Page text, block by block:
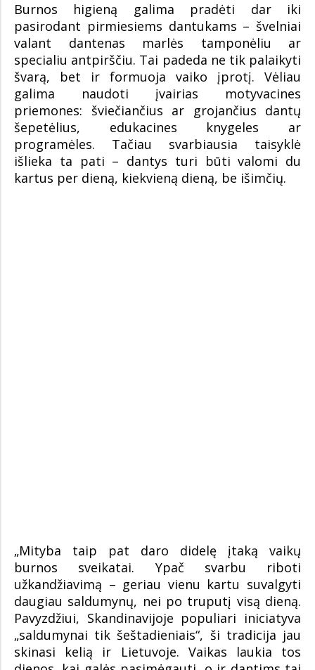
Burnos higieną galima pradėti dar iki
pasirodant pirmiesiems dantukams – švelniai
valant dantenas marlės tamponėliu ar
specialiu antpirščiu. Tai padeda ne tik palaikyti
švarą, bet ir formuoja vaiko įprotį. Vėliau
galima naudoti įvairias motyvacines
priemones: šviečiančius ar grojančius dantų
šepetėlius, edukacines knygeles ar
programėles. Tačiau svarbiausia taisyklė
išlieka ta pati – dantys turi būti valomi du
kartus per dieną, kiekvieną dieną, be išimčių.
„Mityba taip pat daro didelę įtaką vaikų
burnos sveikatai. Ypač svarbu riboti
užkandžiavimą – geriau vienu kartu suvalgyti
daugiau saldumynų, nei po truputį visą dieną.
Pavyzdžiui, Skandinavijoje populiari iniciatyva
„saldumynai tik šeštadieniais“, ši tradicija jau
skinasi kelią ir Lietuvoje. Vaikas laukia tos